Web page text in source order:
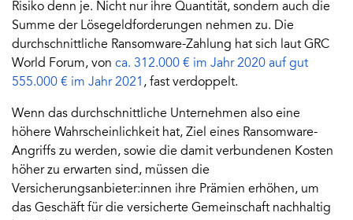
Risiko denn je. Nicht nur ihre Quantität, sondern auch die
Summe der Lösegeldforderungen nehmen zu. Die
durchschnittliche Ransomware-Zahlung hat sich laut GRC
World Forum, von ca. 312.000 € im Jahr 2020 auf gut
555.000 € im Jahr 2021 , fast verdoppelt.
Wenn das durchschnittliche Unternehmen also eine
höhere Wahrscheinlichkeit hat, Ziel eines Ransomware-
Angriffs zu werden, sowie die damit verbundenen Kosten
höher zu erwarten sind, müssen die
Versicherungsanbieter:innen ihre Prämien erhöhen, um
das Geschäft für die versicherte Gemeinschaft nachhaltig